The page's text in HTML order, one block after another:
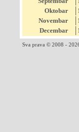
Oktobar
Novembar
Decembar
Sva prava © 2008 -